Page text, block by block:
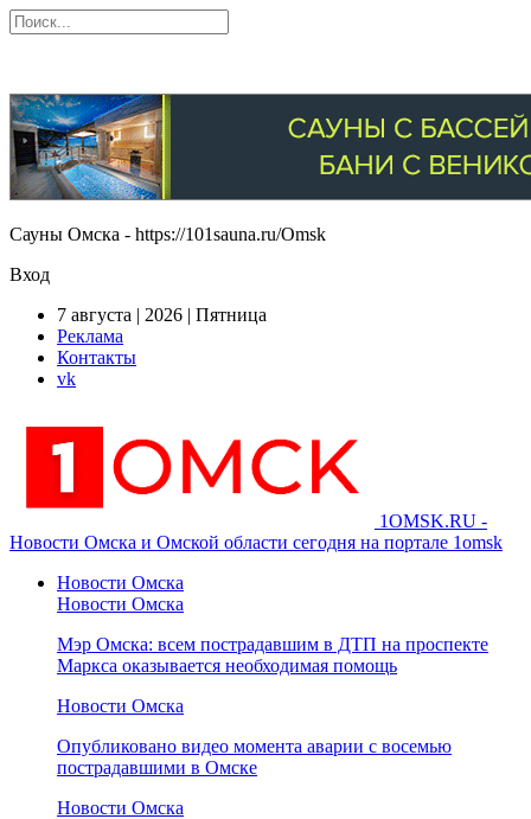
Сауны Омска - https://101sauna.ru/Omsk
Вход
7 августа | 2026 | Пятница
Реклама
Контакты
vk
1OMSK.RU -
Новости Омска и Омской области сегодня на портале 1omsk
Новости Омска
Новости Омска
Мэр Омска: всем пострадавшим в ДТП на проспекте
Маркса оказывается необходимая помощь
Новости Омска
Опубликовано видео момента аварии с восемью
пострадавшими в Омске
Новости Омска